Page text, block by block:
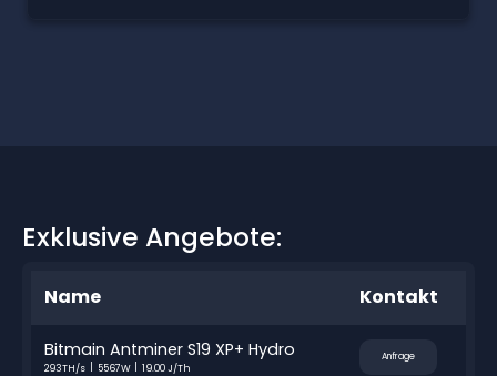
Exklusive Angebote:
Name Kontakt
Bitmain Antminer S19 XP+ Hydro
293TH/s 5567W 19.00 J/Th
Anfrage